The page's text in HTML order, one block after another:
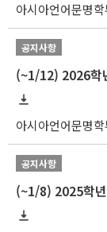
아시아언어문명학
공지사항
(~1/12) 2026학
아시아언어문명학
공지사항